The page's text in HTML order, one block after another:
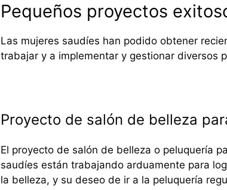
Pequeños proyectos
Las mujeres saudíes han podido obtener
trabajar y a implementar y gestionar diversos
Proyecto de salón de belleza
El proyecto de salón de belleza o peluquería
saudíes están trabajando arduamente para
la belleza, y su deseo de ir a la peluquería